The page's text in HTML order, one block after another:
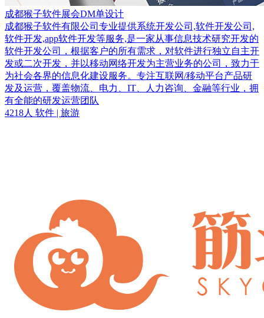
成都猴子软件展会DM单设计
成都猴子软件有限公司专业提供系统开发公司,软件开发公司,
软件开发,app软件开发等服务,是一家从事信息技术研究开发的
软件开发公司，根据客户的所有需求，对软件进行独立自主开
发或二次开发，并以移动网络开发为主营业务的公司，致力于
为社会各界的信息化建设服务。专注互联网/移动平台产品研
发及运营，覆盖物流、电力、IT、人力咨询、金融等行业，拥
有全能的研发运营团队
4218人 软件 | 旅游